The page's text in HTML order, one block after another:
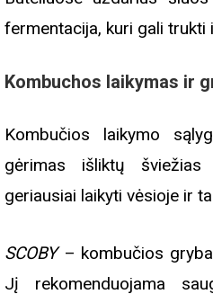
fermentacija, kuri gali trukti
Kombuchos laikymas ir
Kombučios laikymo
gėrimas išliktų
geriausiai laikyti vėsioje ir
SCOBY– kombučios
Jį rekomenduojama